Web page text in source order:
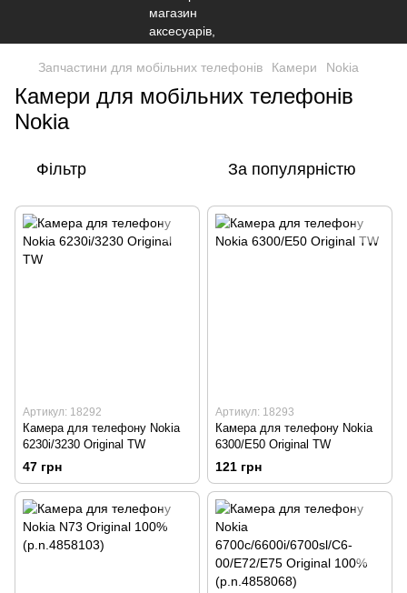
Запчастини для мобільних телефонів Камери Nokia
Камери для мобільних телефонів
Nokia
Фільтр За популярністю
Артикул: 18292
Камера для телефону Nokia
6230i/3230 Original TW
47 грн
Артикул: 18293
Камера для телефону Nokia
6300/E50 Original TW
121 грн